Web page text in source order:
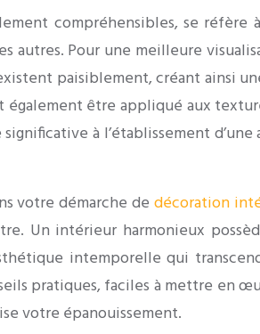
compréhensibles, se
autres. Pour une meilleure
paisiblement, créant ainsi
être appliqué aux
à l’établissement
votre démarche dedécoration
Un intérieur harmonieux
intemporelle qui
pratiques, faciles à mettre en
votre épanouissement.